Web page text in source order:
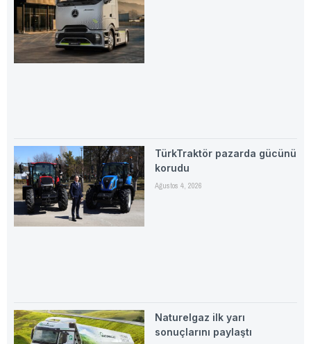
TürkTraktör pazarda gücünü
korudu
Ağustos 4, 2026
Naturelgaz ilk yarı
sonuçlarını paylaştı